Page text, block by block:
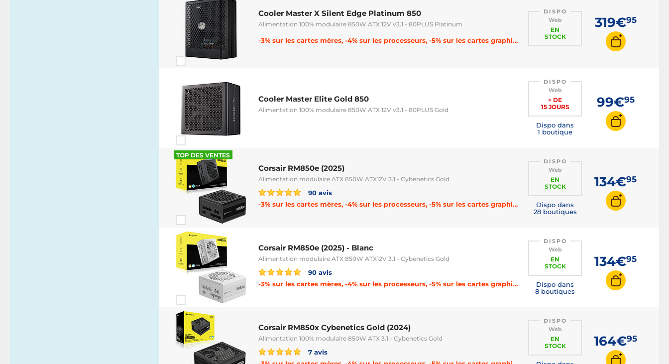
Cooler Master X Silent Edge Platinum 850
Alimentation 100% modulaire 850W ATX 12V v3.1 - 80PLUS Platinum
-3% sur les cartes mères, -4% sur les processeurs, -5% sur les cartes graphiques, -6% sur les SSD et HDD, -8% sur la RAM, -10% sur les alimentations, -15% sur le refroidissement avec le code BOOST
DISPO
Web
EN
STOCK
319€95
Cooler Master Elite Gold 850
Alimentation 100% modulaire 850W ATX 12V v3.1 - 80PLUS Gold
DISPO
Web
+ DE
15 JOURS
Dispo dans
1 boutique
99€95
TOP DES VENTES
Corsair RM850e (2025)
Alimentation modulaire ATX 850W ATX12V 3.1 - Cybenetics Gold
90 avis
-3% sur les cartes mères, -4% sur les processeurs, -5% sur les cartes graphiques, -6% sur les SSD et HDD, -8% sur la RAM, -10% sur les alimentations, -15% sur le refroidissement avec le code BOOST
DISPO
Web
EN
STOCK
Dispo dans
28 boutiques
134€95
Corsair RM850e (2025) - Blanc
Alimentation modulaire ATX 850W ATX12V 3.1 - Cybenetics Gold
90 avis
-3% sur les cartes mères, -4% sur les processeurs, -5% sur les cartes graphiques, -6% sur les SSD et HDD, -8% sur la RAM, -10% sur les alimentations, -15% sur le refroidissement avec le code BOOST
DISPO
Web
EN
STOCK
Dispo dans
8 boutiques
134€95
Corsair RM850x Cybenetics Gold (2024)
Alimentation 100% modulaire 850W ATX 3.1 - Cybenetics Gold
7 avis
DISPO
Web
EN
STOCK
164€95